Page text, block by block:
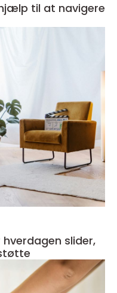
til at navigere